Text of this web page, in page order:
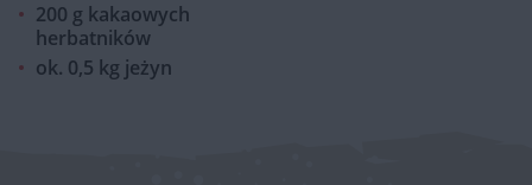
200 g kakaowych
herbatników
ok. 0,5 kg jeżyn